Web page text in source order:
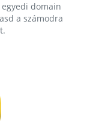
domain
a számodra